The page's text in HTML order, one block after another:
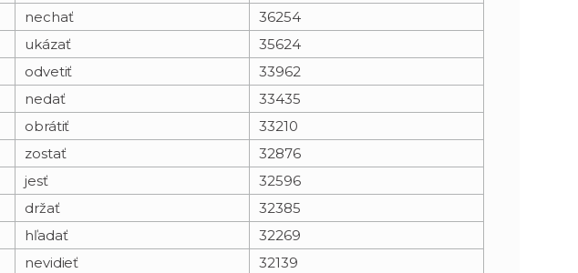
nechať
36254
ukázať
35624
odvetiť
33962
nedať
33435
obrátiť
33210
zostať
32876
jesť
32596
držať
32385
hľadať
32269
nevidieť
32139